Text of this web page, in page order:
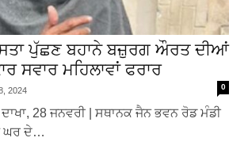
ਪੁੱਛਣ ਬਹਾਨੇ ਬਜ਼ੁਰਗ ਔਰਤ ਦੀਆਂ
ਸਵਾਰ ਮਹਿਲਾਵਾਂ ਫਰਾਰ
2024 0
28 ਜਨਵਰੀ | ਸਥਾਨਕ ਜੈਨ ਭਵਨ ਰੋਡ ਮੰਡੀ
ਘਰ ਦੇ…